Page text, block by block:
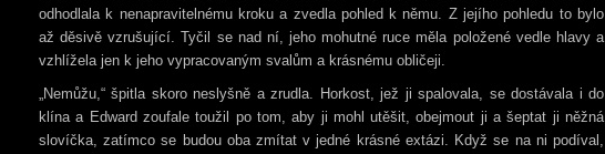
odhodlala k nenapravitelnému kroku a zvedla pohled k němu. Z jejího pohledu to bylo
až děsivě vzrušující. Tyčil se nad ní, jeho mohutné ruce měla položené vedle hlavy a
vzhlížela jen k jeho vypracovaným svalům a krásnému obličeji.
„Nemůžu,“ špitla skoro neslyšně a zrudla. Horkost, jež ji spalovala, se dostávala i do
klína a Edward zoufale toužil po tom, aby ji mohl utěšit, obejmout ji a šeptat ji něžná
slovíčka, zatímco se budou oba zmítat v jedné krásné extázi. Když se na ni podíval,